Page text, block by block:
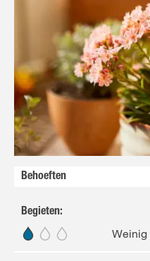
Onderneming
FR NL
Behoeften
Begieten:
Weinig